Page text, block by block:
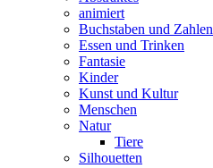
animiert
Buchstaben und Zahlen
Essen und Trinken
Fantasie
Kinder
Kunst und Kultur
Menschen
Natur
Tiere
Silhouetten